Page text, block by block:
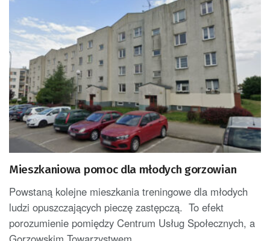
Mieszkaniowa pomoc dla młodych gorzowian
Powstaną kolejne mieszkania treningowe dla młodych
ludzi opuszczających pieczę zastępczą. To efekt
porozumienie pomiędzy Centrum Usług Społecznych, a